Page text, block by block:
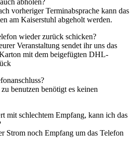
auch abholen?
vorherigerTerminabsprache kann das
am Kaiserstuhl abgeholt werden.
wiederzurück schicken?
Veranstaltung sendet ihr uns das
mit dem beigefügten DHL-
zu benutzen benötigt es keinen
mit schlechtem Empfang, kann ich das
Strom noch Empfang um das Telefon